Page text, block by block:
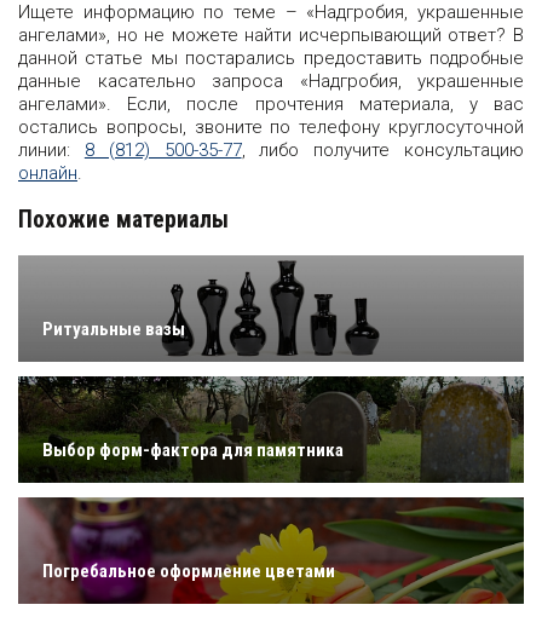
Ищете информацию по теме – «Надгробия, украшенные
ангелами», но не можете найти исчерпывающий ответ? В
данной статье мы постарались предоставить подробные
данные касательно запроса «Надгробия, украшенные
ангелами». Если, после прочтения материала, у вас
остались вопросы, звоните по телефону круглосуточной
линии: 8 (812) 500-35-77, либо получите консультацию
онлайн.
Похожие материалы
Ритуальные вазы
Выбор форм-фактора для памятника
Погребальное оформление цветами